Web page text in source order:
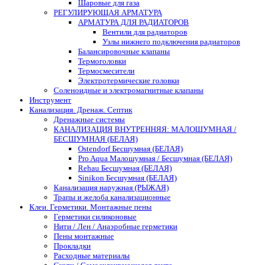
Шаровые для газа
РЕГУЛИРУЮЩАЯ АРМАТУРА
АРМАТУРА ДЛЯ РАДИАТОРОВ
Вентили для радиаторов
Узлы нижнего подключения радиаторов
Балансировочные клапаны
Термоголовки
Термосмесители
Электротермические головки
Соленоидные и электромагнитные клапаны
Инструмент
Канализация. Дренаж. Септик
Дренажные системы
КАНАЛИЗАЦИЯ ВНУТРЕННЯЯ: МАЛОШУМНАЯ /
БЕСШУМНАЯ (БЕЛАЯ)
Ostendorf Бесшумная (БЕЛАЯ)
Pro Aqua Малошумная / Бесшумная (БЕЛАЯ)
Rehau Бесшумная (БЕЛАЯ)
Sinikon Бесшумная (БЕЛАЯ)
Канализация наружная (РЫЖАЯ)
Трапы и желоба канализационные
Клеи. Герметики. Монтажные пены
Герметики силиконовые
Нити / Лен / Анаэробные герметики
Пены монтажные
Прокладки
Расходные материалы